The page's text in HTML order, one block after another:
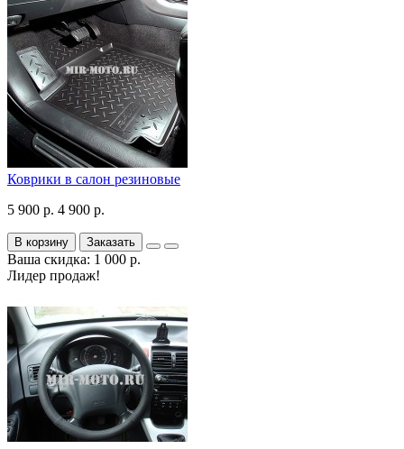
Коврики в салон резиновые
5 900 р. 4 900 р.
В корзину Заказать
Ваша скидка: 1 000 р.
Лидер продаж!